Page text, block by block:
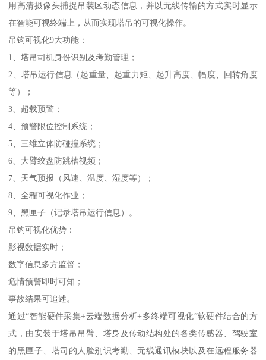
用高清摄像头捕捉吊装区动态信息，并以无线传输的方式实时显示
在智能可视终端上，从而实现塔吊的可视化操作。
吊钩可视化9大功能：
1、塔吊司机身份识别及考勤管理；
2、塔吊运行信息（起重量、起重力矩、起升高度、幅度、回转角度
等）；
3、超载预警；
4、预警限位控制系统；
5、三维立体防碰撞系统；
6、大臂绞盘防跳槽视频；
7、天气预报（风速、温度、湿度等）；
8、全程可视化作业；
9、黑匣子（记录塔吊运行信息）。
吊钩可视化优势：
影视数据实时；
数字信息多方监督；
危情预警即时可知；
事故结果可追述。
通过“智能硬件采集+云端数据分析+多终端可视化”软硬件结合的方
式，由安装于塔吊吊臂、塔身及传动结构处的各类传感器、驾驶室
的黑匣子、塔司的人脸别识考勤、无线通讯模块以及在远程服务器